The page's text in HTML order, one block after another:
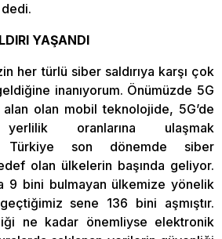
YAŞANDI
her türlü siber saldırıya karşı çok
inanıyorum. Önümüzde 5G
olan mobil teknolojide, 5G’de
oranlarına ulaşmak
Türkiye son dönemde siber
olan ülkelerin başında geliyor.
9 bini bulmayan ülkemize yönelik
geçtiğimiz sene 136 bini aşmıştır.
ne kadar önemliyse elektronik